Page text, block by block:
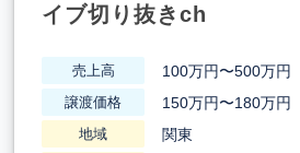
イブ切り抜きch
売上高 100万円〜500万円
譲渡価格 150万円〜180万円
地域 関東